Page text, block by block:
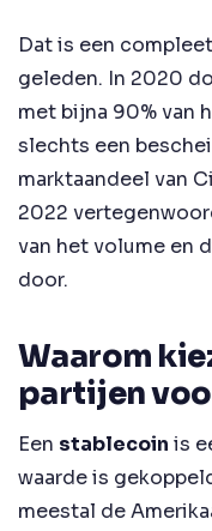
Dat is een
geleden. In 2020
met bijna 90% van
slechts een
marktaandeel van
2022
van het volume en
door.
Waarom
partijen
Een stablecoin is
waarde is
meestal de